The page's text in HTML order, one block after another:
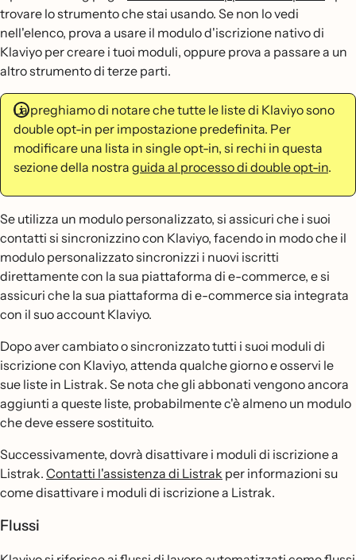
trovare lo strumento che stai usando. Se non lo vedi
nell'elenco, prova a usare il modulo d'iscrizione nativo di
Klaviyo per creare i tuoi moduli, oppure prova a passare a un
altro strumento di terze parti.
La preghiamo di notare che tutte le liste di Klaviyo sono
double opt-in per impostazione predefinita. Per
modificare una lista in single opt-in, si rechi in questa
sezione della nostra guida al processo di double opt-in.
Se utilizza un modulo personalizzato, si assicuri che i suoi
contatti si sincronizzino con Klaviyo, facendo in modo che il
modulo personalizzato sincronizzi i nuovi iscritti
direttamente con la sua piattaforma di e-commerce, e si
assicuri che la sua piattaforma di e-commerce sia integrata
con il suo account Klaviyo.
Dopo aver cambiato o sincronizzato tutti i suoi moduli di
iscrizione con Klaviyo, attenda qualche giorno e osservi le
sue liste in Listrak. Se nota che gli abbonati vengono ancora
aggiunti a queste liste, probabilmente c'è almeno un modulo
che deve essere sostituito.
Successivamente, dovrà disattivare i moduli di iscrizione a
Listrak. Contatti l'assistenza di Listrak per informazioni su
come disattivare i moduli di iscrizione a Listrak.
Flussi